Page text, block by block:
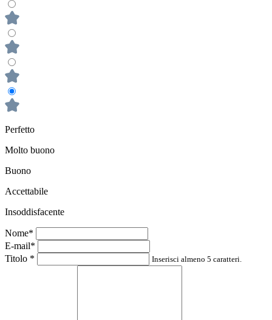
Perfetto
Molto buono
Buono
Accettabile
Insoddisfacente
Nome*
E-mail*
Titolo * Inserisci almeno 5 caratteri.